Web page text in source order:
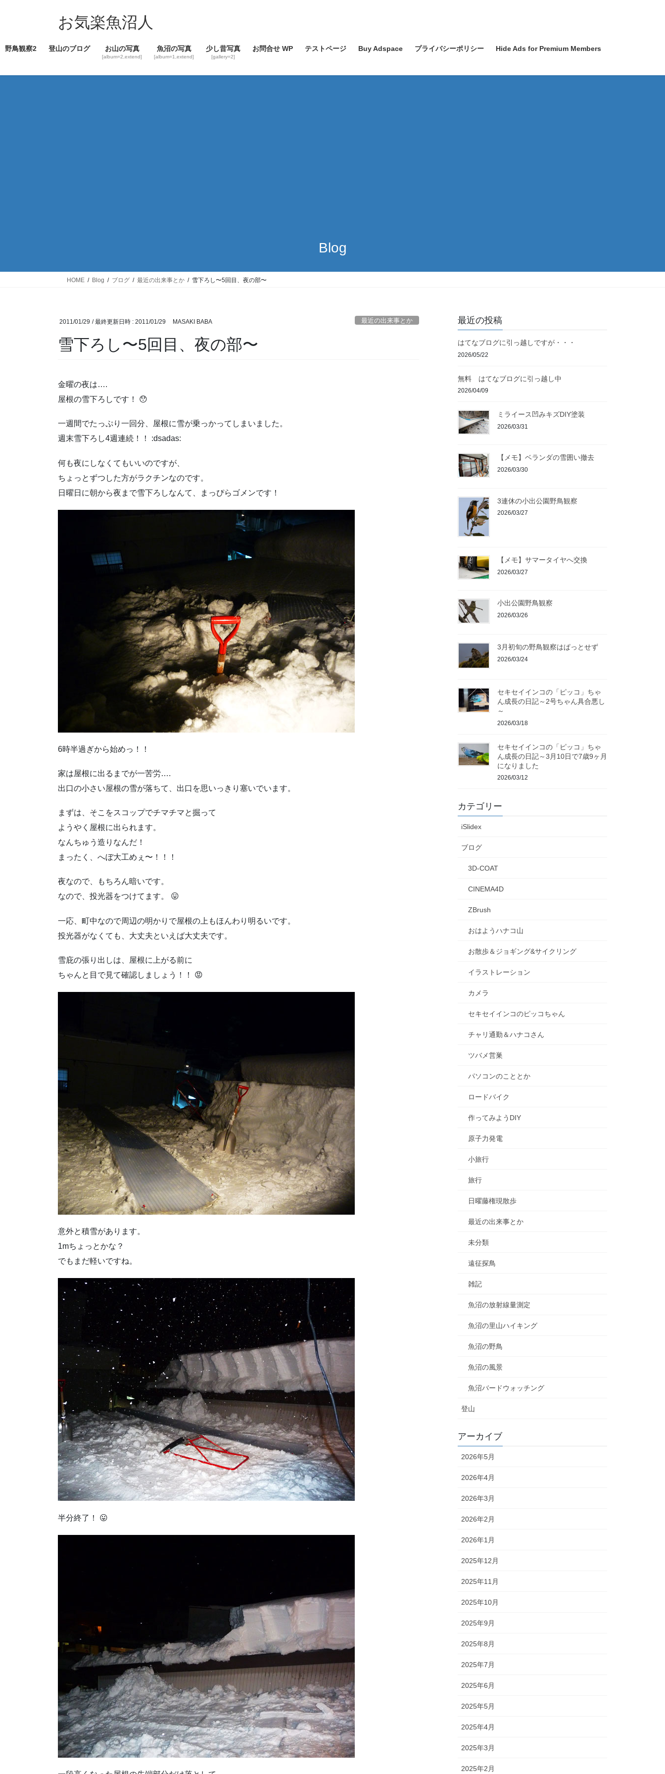
ツ
ス
シ
ン
お気楽魚沼人
野鳥観察2 登山のブログ お山の写真
[album=2,extend]
魚沼の写真
[album=1,extend]
少し昔写真
[gallery=2]
お問合せ WP テストページ Buy Adspace プライバシーポリシー Hide Ads for Premium Members
Blog
HOME Blog ブログ 最近の出来事とか 雪下ろし〜5回目、夜の部〜
2011/01/29 / 最終更新日時 : 2011/01/29 MASAKI BABA 最近の出来事とか
雪下ろし〜5回目、夜の部〜
金曜の夜は….
屋根の雪下ろしです！ 😯
一週間でたっぷり一回分、屋根に雪が乗っかってしまいました。
週末雪下ろし4週連続！！ :dsadas:
何も夜にしなくてもいいのですが、
ちょっとずつした方がラクチンなのです。
日曜日に朝から夜まで雪下ろしなんて、まっぴらゴメンです！
6時半過ぎから始めっ！！
家は屋根に出るまでが一苦労….
出口の小さい屋根の雪が落ちて、出口を思いっきり塞いでいます。
まずは、そこをスコップでチマチマと掘って
ようやく屋根に出られます。
なんちゅう造りなんだ！
まったく、へぼ大工めぇ〜！！！
夜なので、もちろん暗いです。
なので、投光器をつけてます。 😛
一応、町中なので周辺の明かりで屋根の上もほんわり明るいです。
投光器がなくても、大丈夫といえば大丈夫です。
雪庇の張り出しは、屋根に上がる前に
ちゃんと目で見て確認しましょう！！ 😡
意外と積雪があります。
1mちょっとかな？
でもまだ軽いですね。
半分終了！ 😛
最近の投稿
はてなブログに引っ越しですが・・・
2026/05/22
無料 はてなブログに引っ越し中
2026/04/09
ミライース凹みキズDIY塗装
2026/03/31
【メモ】ベランダの雪囲い撤去
2026/03/30
3連休の小出公園野鳥観察
2026/03/27
【メモ】サマータイヤへ交換
2026/03/27
小出公園野鳥観察
2026/03/26
3月初旬の野鳥観察はぱっとせず
2026/03/24
セキセイインコの「ピッコ」ちゃ
ん成長の日記～2号ちゃん具合悪し
～
2026/03/18
セキセイインコの「ピッコ」ちゃ
ん成長の日記～3月10日で7歳9ヶ月
になりました
2026/03/12
カテゴリー
iSlidex
ブログ
3D-COAT
CINEMA4D
ZBrush
おはようハナコ山
お散歩＆ジョギング&サイクリング
イラストレーション
カメラ
セキセイインコのピッコちゃん
チャリ通勤＆ハナコさん
ツバメ営巣
パソコンのこととか
ロードバイク
作ってみようDIY
原子力発電
小旅行
旅行
日曜藤権現散歩
最近の出来事とか
未分類
遠征探鳥
雑記
魚沼の放射線量測定
魚沼の里山ハイキング
魚沼の野鳥
魚沼の風景
魚沼バードウォッチング
登山
アーカイブ
2026年5月
2026年4月
2026年3月
2026年2月
2026年1月
2025年12月
2025年11月
2025年10月
2025年9月
2025年8月
2025年7月
2025年6月
2025年5月
2025年4月
2025年3月
2025年2月